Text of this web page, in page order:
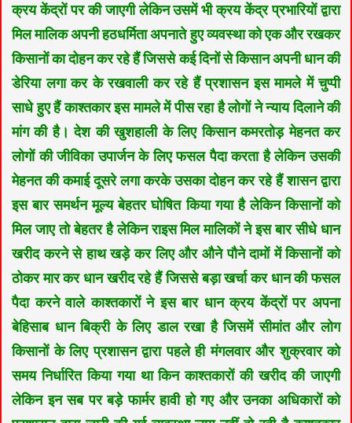
क्रय केंद्रों पर की जाएगी लेकिन उसमें भी क्रय केंद्र प्रभारियों द्वारा
मिल मालिक अपनी हठधर्मिता अपनाते हुए व्यवस्था को एक और रखकर
किसानों का दोहन कर रहे हैं जिससे कई दिनों से किसान अपनी धान की
डेरिया लगा कर के रखवाली कर रहे हैं प्रशासन इस मामले में चुप्पी
साधे हुए हैं काश्तकार इस मामले में पीस रहा है लोगों ने न्याय दिलाने की
मांग की है। देश की खुशहाली के लिए किसान कमरतोड़ मेहनत कर
लोगों की जीविका उपार्जन के लिए फसल पैदा करता है लेकिन उसकी
मेहनत की कमाई दूसरे लगा करके उसका दोहन कर रहे हैं शासन द्वारा
इस बार समर्थन मूल्य बेहतर घोषित किया गया है लेकिन किसानों को
मिल जाए तो बेहतर है लेकिन राइस मिल मालिकों ने इस बार सीधे धान
खरीद करने से हाथ खड़े कर लिए और औने पौने दामों में किसानों को
ठोकर मार कर धान खरीद रहे हैं जिससे बड़ा खर्चा कर धान की फसल
पैदा करने वाले काश्तकारों ने इस बार धान क्रय केंद्रों पर अपना
बेहिसाब धान बिक्री के लिए डाल रखा है जिसमें सीमांत और लोग
किसानों के लिए प्रशासन द्वारा पहले ही मंगलवार और शुक्रवार को
समय निर्धारित किया गया था किन काश्तकारों की खरीद की जाएगी
लेकिन इन सब पर बड़े फार्मर हावी हो गए और उनका अधिकारों को